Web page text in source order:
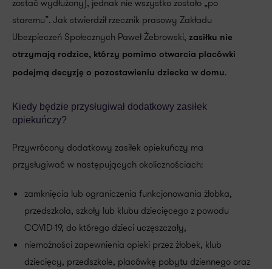
zostać wydłużony), jednak nie wszystko zostało „po
staremu”. Jak stwierdził rzecznik prasowy Zakładu
Ubezpieczeń Społecznych Paweł Żebrowski, zasiłku nie
otrzymają rodzice, którzy pomimo otwarcia placówki
podejmą decyzję o pozostawieniu dziecka w domu.
Kiedy będzie przysługiwał dodatkowy zasiłek
opiekuńczy?
Przywrócony dodatkowy zasiłek opiekuńczy ma
przysługiwać w następujących okolicznościach:
zamknięcia lub ograniczenia funkcjonowania żłobka,
przedszkola, szkoły lub klubu dziecięcego z powodu
COVID-19, do którego dzieci uczęszczały,
niemożności zapewnienia opieki przez żłobek, klub
dziecięcy, przedszkole, placówkę pobytu dziennego oraz